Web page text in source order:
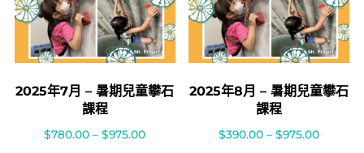
2025年7月 – 暑期兒童攀石
課程
$780.00 –$975.00
2025年8月 – 暑期兒童攀石
課程
$390.00 –$975.00